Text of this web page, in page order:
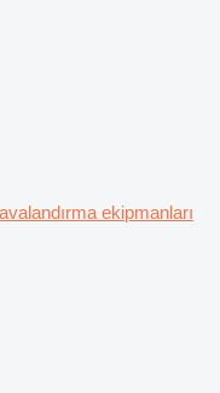
ekipmanları